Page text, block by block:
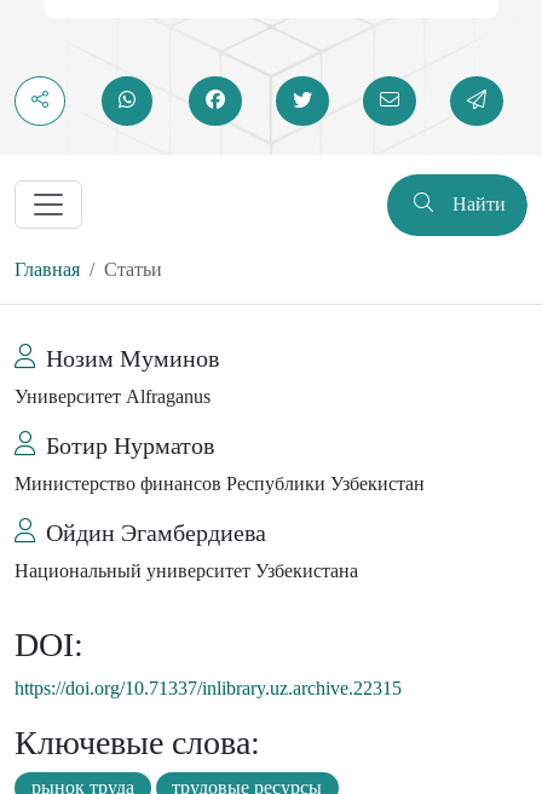
Найти
Главная Статьи
Нозим Муминов
Университет Alfraganus
Ботир Нурматов
Министерство финансов Республики Узбекистан
Ойдин Эгамбердиева
Национальный университет Узбекистана
DOI:
https://doi.org/10.71337/inlibrary.uz.archive.22315
Ключевые слова:
рынок труда
трудовые ресурсы